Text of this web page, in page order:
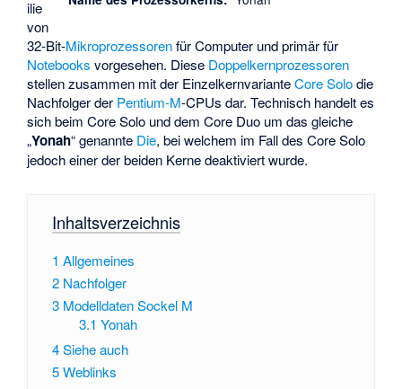
ilie
von
32-Bit-Mikroprozessorenfür Computer und primär für
Notebooks vorgesehen. Diese Doppelkernprozessoren
stellen zusammen mit der EinzelkernvarianteCore Solodie
Nachfolger der Pentium-M-CPUs dar. Technisch handelt es
sich beim Core Solo und dem Core Duo um das gleiche
„Yonah“ genannte Die, bei welchem im Fall des Core Solo
jedoch einer der beiden Kerne deaktiviert wurde.
Inhaltsverzeichnis
1 Allgemeines
2 Nachfolger
3 Modelldaten Sockel M
3.1 Yonah
4Siehe auch
5Weblinks